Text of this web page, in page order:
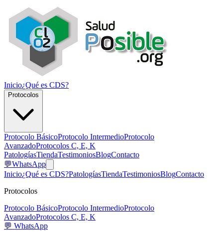
Inicio¿Qué es CDS?
Protocolos
Protocolo BásicoProtocolo IntermedioProtocolo
AvanzadoProtocolos C, E, K
PatologíasTiendaTestimoniosBlogContacto
💬WhatsApp
Inicio¿Qué es CDS?PatologíasTiendaTestimoniosBlogContacto
Protocolos
Protocolo BásicoProtocolo IntermedioProtocolo
AvanzadoProtocolos C, E, K
💬 WhatsApp